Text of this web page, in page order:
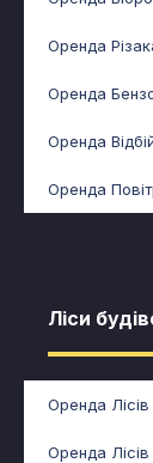
Оренда
Оренда
Оренда
Оренда
Ліси
Оренда
Оренда